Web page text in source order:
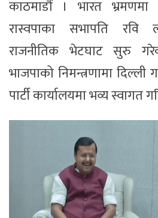
काठमाडौं । भारत
रास्वपाका सभापति रवि
राजनीतिक भेटघाट सुरु
भाजपाको निमन्त्रणामा
पार्टी कार्यालयमा भव्य स्वागत